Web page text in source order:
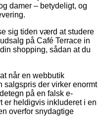
damer – betydeligt, og
sig tiden værd at studere
på Café Terrace in
shopping, sådan at du
når en webbutik
salgspris der virker enormt
på en falsk e-
er heldigvis inkluderet i en
overfor snydagtige